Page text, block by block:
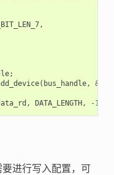
,
;
( bus_handle, &
, DATA_LENGTH , -1
进行写入配置，可